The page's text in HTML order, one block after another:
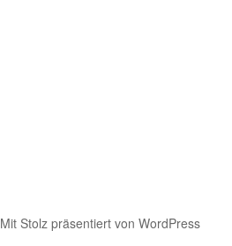
Mit Stolz präsentiert von WordPress